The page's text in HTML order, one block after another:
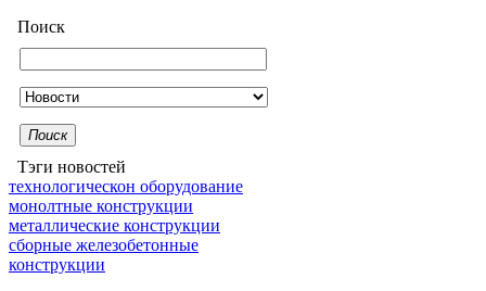
Поиск
Поиск
Тэги новостей
технологическон оборудование
монолтные конструкции
металлические конструкции
сборные железобетонные
конструкции